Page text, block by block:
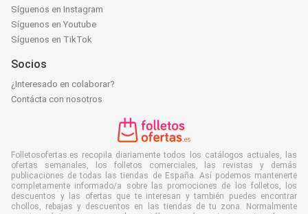
Síguenos en Instagram
Síguenos en Youtube
Síguenos en TikTok
Socios
¿Interesado en colaborar?
Contácta con nosotros
Folletosofertas.es recopila diariamente todos los catálogos actuales, las
ofertas semanales, los folletos comerciales, las revistas y demás
publicaciones de todas las tiendas de España. Así podemos mantenerte
completamente informado/a sobre las promociones de los folletos, los
descuentos y las ofertas que te interesan y también puedes encontrar
chollos, rebajas y descuentos en las tiendas de tu zona. Normalmente